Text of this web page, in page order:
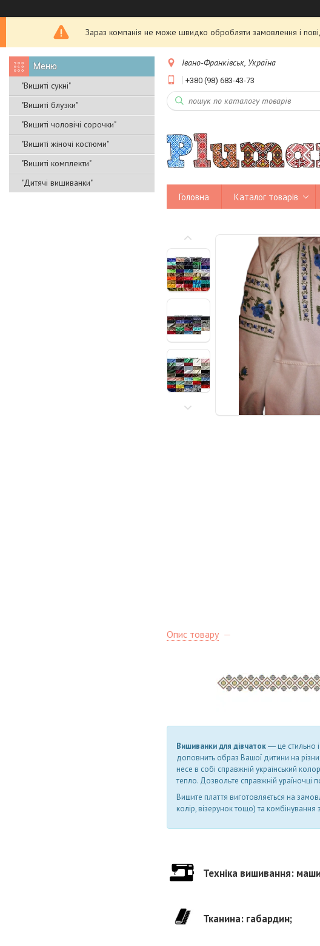
Зараз компанія не може швидко обробляти замовлення і
"Вишиті сукні"
"Вишиті блузки"
"Вишиті чоловічі сорочки"
"Вишиті жіночі костюми"
"Вишиті комплекти"
"Дитячі вишиванки"
Івано-Франківськ, Україна
+380 (98) 683-43-73
Головна Каталог товарів
Опис товару
Вишиванки для дівчаток― це стильно
доповнить образ Вашої дитини на
несе в собі справжній український
тепло. Дозвольте справжній ураїночці
Вишите плаття виготовляється на
колір, візерунок тощо) та
Техніка вишивання:
Тканина: габардин;